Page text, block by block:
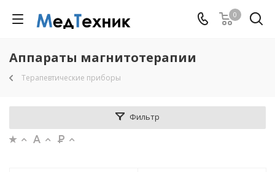
0
Аппараты магнитотерапии
Терапевтические приборы
Фильтр